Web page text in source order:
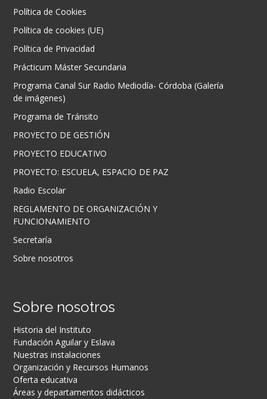
Política de Cookies
Política de cookies (UE)
Política de Privacidad
Prácticum Máster Secundaria
Programa Canal Sur Radio Mediodía- Córdoba (Galería
de imágenes)
Programa de Tránsito
PROYECTO DE GESTIÓN
PROYECTO EDUCATIVO
PROYECTO: ESCUELA, ESPACIO DE PAZ
Radio Escolar
REGLAMENTO DE ORGANIZACIÓN Y
FUNCIONAMIENTO
Secretaría
Sobre nosotros
Sobre nosotros
Historia del Instituto
Fundación Aguilar y Eslava
Nuestras instalaciones
Organización y Recursos Humanos
Oferta educativa
Áreas y departamentos didácticos